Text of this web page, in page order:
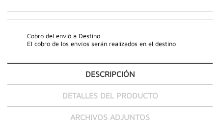
Cobro del envió a Destino
El cobro de los envíos serán realizados en el destino
DESCRIPCIÓN
DETALLES DEL PRODUCTO
ARCHIVOS ADJUNTOS